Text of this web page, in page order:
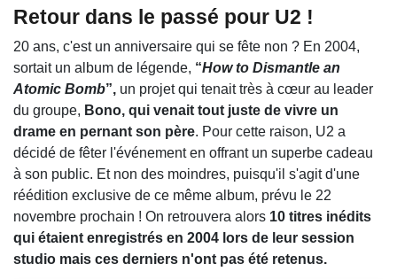
Retour dans le passé pour U2 !
20 ans, c'est un anniversaire qui se fête non ? En 2004,
sortait un album de légende, “How to Dismantle an
Atomic Bomb”, un projet qui tenait très à cœur au leader
du groupe, Bono, qui venait tout juste de vivre un
drame en pernant son père. Pour cette raison, U2 a
décidé de fêter l'événement en offrant un superbe cadeau
à son public. Et non des moindres, puisqu'il s'agit d'une
réédition exclusive de ce même album, prévu le 22
novembre prochain ! On retrouvera alors 10 titres inédits
qui étaient enregistrés en 2004 lors de leur session
studio mais ces derniers n'ont pas été retenus.